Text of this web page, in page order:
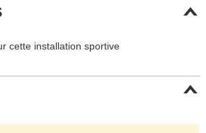
cette installation sportive